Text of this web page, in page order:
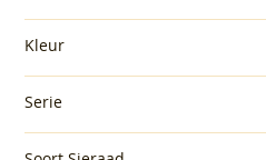
Kleur
Serie